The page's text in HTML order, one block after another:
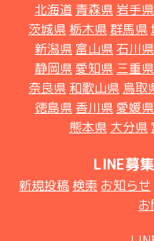
北海道 青森県 岩手県
茨城県 栃木県群馬県
新潟県 富山県 石川県
静岡県愛知県 三重県
奈良県 和歌山県 鳥取
徳島県 香川県愛媛県
熊本県 大分県
LINE募
新規投稿 検索 お知らせ